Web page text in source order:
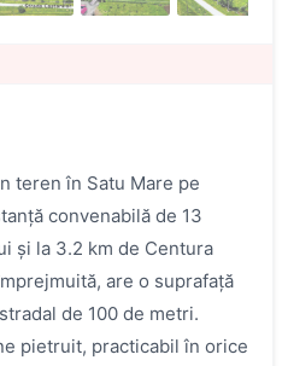
teren în Satu Mare pe
convenabilă de 13
și la 3.2 km de Centura
are o suprafață
de 100 de metri.
pietruit, practicabil în orice